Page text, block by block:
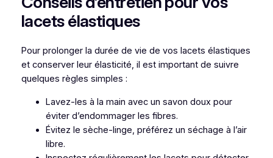
lacets élastiques
Pour prolonger la durée de vie de vos lacets élastiques
et conserver leur élasticité, il est important de suivre
quelques règles simples :
Lavez-les à la main avec un savon doux pour
éviter d’endommager les fibres.
Évitez le sèche-linge, préférez un séchage à l’air
libre.